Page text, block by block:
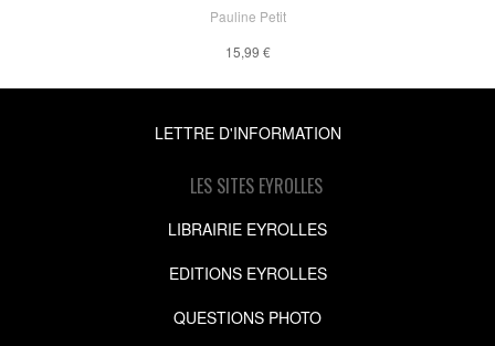
Pauline Petit
15,99 €
LETTRE D'INFORMATION
LES SITES EYROLLES
LIBRAIRIE EYROLLES
EDITIONS EYROLLES
QUESTIONS PHOTO